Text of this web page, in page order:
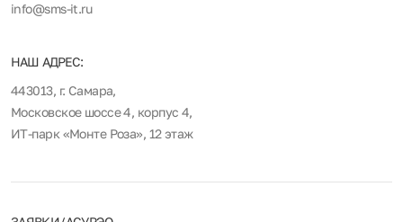
info@sms-it.ru
НАШ АДРЕС:
443013, г. Самара,
Московское шоссе 4, корпус 4,
ИТ-парк «Монте Роза», 12 этаж